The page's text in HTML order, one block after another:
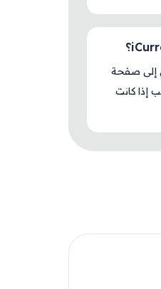
إلى صفحة
إذا كانت